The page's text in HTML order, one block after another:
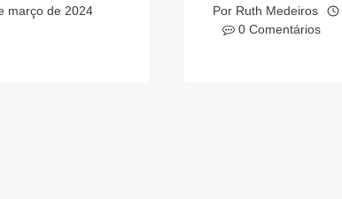
março de 2024
Por Ruth Medeiros
0 Comentários